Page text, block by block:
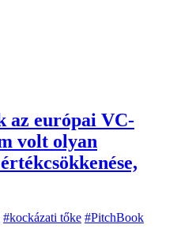
az európai VC-
volt olyan
#kockázati tőke #PitchBook